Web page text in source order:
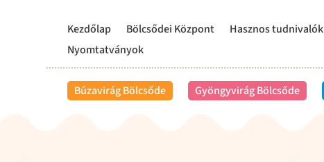
Kezdőlap Bölcsődei Központ Hasznos tudnivalók
Nyomtatványok
Búzavirág Bölcsőde Gyöngyvirág Bölcsőde